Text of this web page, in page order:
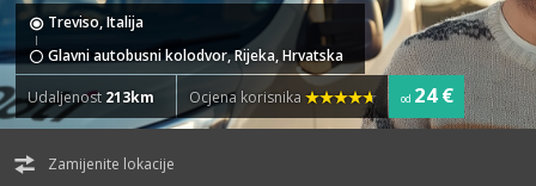
Treviso, Italija
Glavni autobusni kolodvor, Rijeka, Hrvatska
Udaljenost 213km Ocjena korisnika od 24 €
Zamijenite lokacije